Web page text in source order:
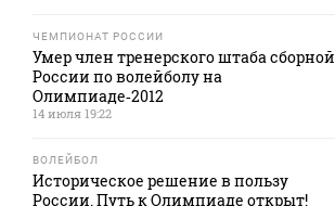
ЧЕМПИОНАТ РОССИИ
Умер член тренерского штаба сборной
России по волейболу на
Олимпиаде‑2012
14 июля 19:22
ВОЛЕЙБОЛ
Историческое решение в пользу
России. Путь к Олимпиаде открыт!